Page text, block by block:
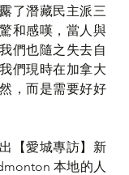
了潛藏民主派三
和感嘆，當人與
們也隨之失去自
們現時在加拿大
，而是需要好好
【愛城專訪】新
本地的人